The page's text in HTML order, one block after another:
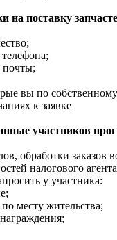
на поставку
почты;
вы по
к заявке
участников
обработки заказов
налогового
у участника:
месту жительства;